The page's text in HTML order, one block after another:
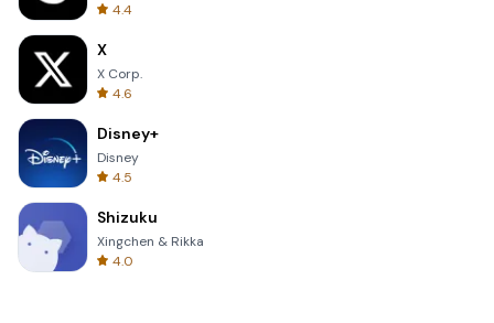
4.4
X
X Corp.
4.6
Disney+
Disney
4.5
Shizuku
Xingchen & Rikka
4.0